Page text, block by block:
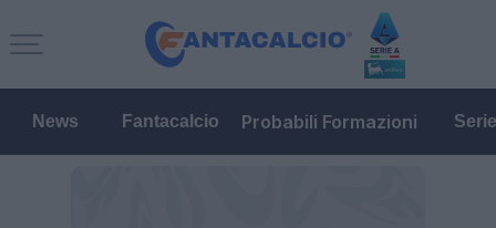
News Fantacalcio Probabili Formazioni